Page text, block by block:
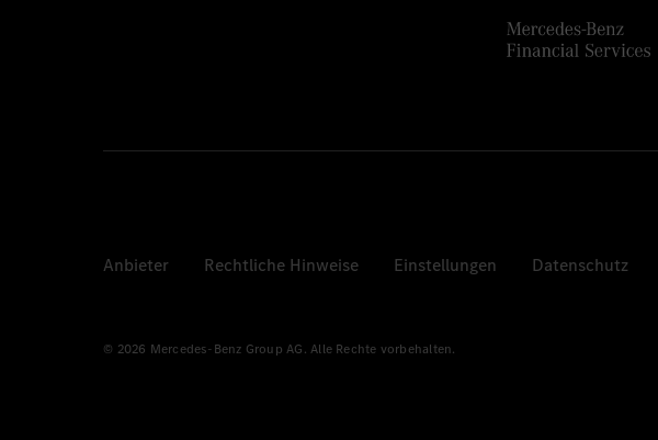
Anbieter Rechtliche Hinweise Einstellungen Datenschutz
© 2026 Mercedes-Benz Group AG. Alle Rechte vorbehalten.